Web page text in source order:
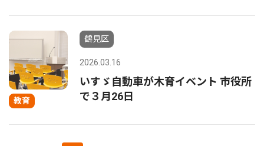
教育
鶴見区
2026.03.16
いすゞ自動車が木育イベント 市役所
で３月26日